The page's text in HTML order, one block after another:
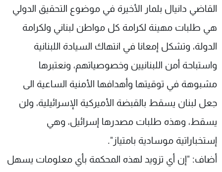
القاضي دانيال بلمار الأخيرة في موضوع التحقيق الدولي
هي طلبات مهينة لكرامة كل مواطن لبناني ولكرامة
الدولة، وتشكل إمعانا في انتهاك السيادة اللبنانية
واستباحة أمن اللبنانيين وخصوصياتهم، ونعتبرها
مشبوهة في توقيتها وأهدافها الأمنية الساعية الى
جعل لبنان يسقط بالقبضة الأميركية الإسرائيلية، ولن
يسقط، وهذه طلبات مصدرها إسرائيل، وهي
إستخباراتية موسادية بامتياز".
أضاف: "إن أي تزويد لهذه المحكمة بأي معلومات يسهل
منوعات رياضة
كأس العالم
البرامج
جدول البرامج
شاهد البرامج
عن MTV
الإنـتـاج
وظائف
تواصل معنا
شروط الإسـتخدام